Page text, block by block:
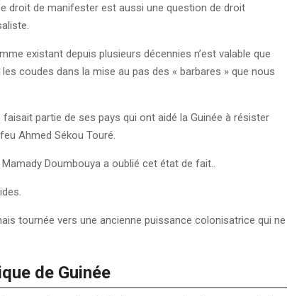
droit de manifester est aussi une question de droit
existant depuis plusieurs décennies n’est valable que
coudes dans la mise au pas des « barbares » que nous
partie de ses pays qui ont aidé la Guinée à résister
Ahmed Sékou Touré.
Doumbouya a oublié cet état de fait..
tournée vers une ancienne puissance colonisatrice qui ne
de Guinée